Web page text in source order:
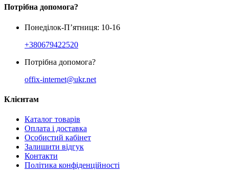
Потрібна допомога?
Понеділок-П’ятниця: 10-16
+380679422520
Потрібна допомога?
offix-internet@ukr.net
Клієнтам
Каталог товарів
Оплата і доставка
Особистий кабінет
Залишити відгук
Контакти
Політика конфіденційності